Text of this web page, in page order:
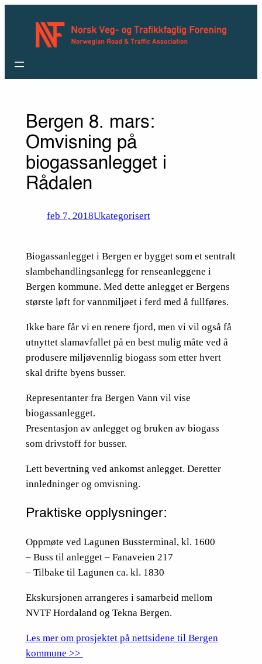
Bergen 8. mars:
Omvisning på
biogassanlegget i
Rådalen
feb 7, 2018Ukategorisert
Biogassanlegget i Bergen er bygget som et sentralt
slambehandlingsanlegg for renseanleggene i
Bergen kommune. Med dette anlegget er Bergens
største løft for vannmiljøet i ferd med å fullføres.
Ikke bare får vi en renere fjord, men vi vil også få
utnyttet slamavfallet på en best mulig måte ved å
produsere miljøvennlig biogass som etter hvert
skal drifte byens busser.
Representanter fra Bergen Vann vil vise
biogassanlegget.
Presentasjon av anlegget og bruken av biogass
som drivstoff for busser.
Lett bevertning ved ankomst anlegget. Deretter
innledninger og omvisning.
Praktiske opplysninger:
Oppmøte ved Lagunen Bussterminal, kl. 1600
– Buss til anlegget – Fanaveien 217
– Tilbake til Lagunen ca. kl. 1830
Ekskursjonen arrangeres i samarbeid mellom
NVTF Hordaland og Tekna Bergen.
Les mer om prosjektet på nettsidene til Bergen
kommune >>